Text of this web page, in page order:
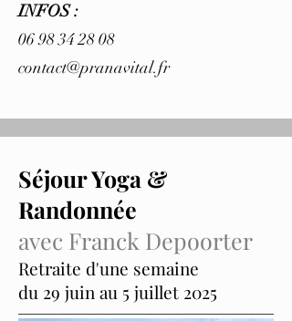
INFOS :
06 98 34 28 08
contact@pranavital.fr
Séjour Yoga &
Randonnée
avec Franck Depoorter
Retraite d'une semaine
du 29 juin au 5 juillet 2025